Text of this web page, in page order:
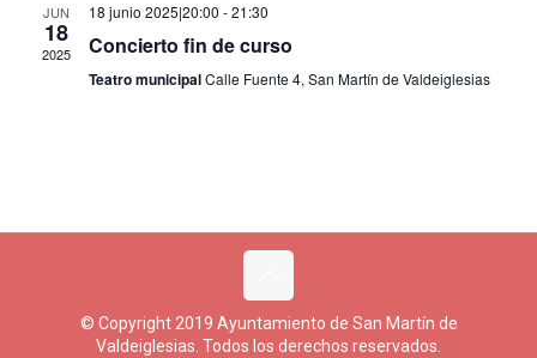
JUN
18
2025
18 junio 2025|20:00 -21:30
Concierto fin de curso
Teatro municipalCalle Fuente 4, San Martín de Valdeiglesias
© Copyright 2019 Ayuntamiento de San Martín de
Valdeiglesias. Todos los derechos reservados.